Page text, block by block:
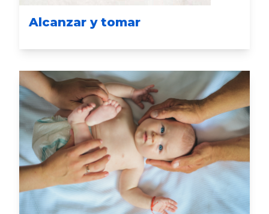
Alcanzar y tomar